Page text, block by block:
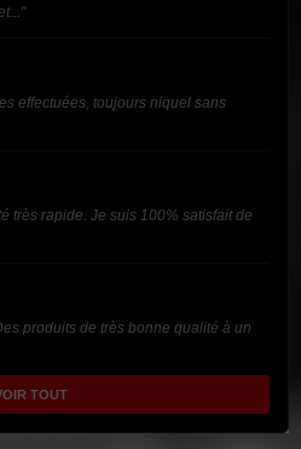
effectuées, toujours niquel sans
très rapide. Je suis 100% satisfait de
produits de très bonne qualité à un
TOUT